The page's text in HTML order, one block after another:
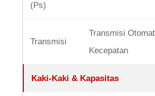
(Ps)
Transmisi
Transmisi
Kecepatan
Kaki-Kaki & Kapasitas